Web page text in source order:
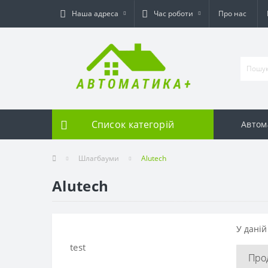
Наша адреса Час роботи Про нас
Список категорій
Шлагбауми Alutech
Alutech
test
У даній